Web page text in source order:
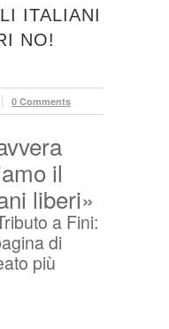
ITALIANI
NO!
0 Comments
il
liberi»
a Fini:
di
più